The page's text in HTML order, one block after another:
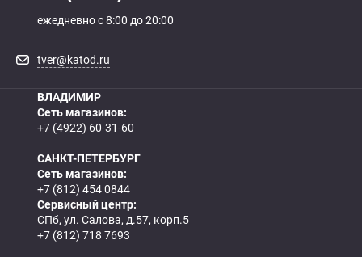
ежедневно с 8:00 до 20:00
tver@katod.ru
ВЛАДИМИР
Сеть магазинов:
+7 (4922) 60-31-60
САНКТ-ПЕТЕРБУРГ
Сеть магазинов:
+7 (812) 454 0844
Сервисный центр:
СПб, ул. Салова, д.57, корп.5
+7 (812) 718 7693